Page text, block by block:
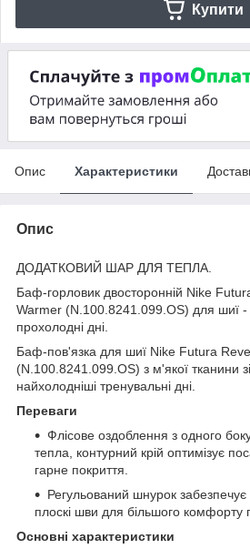
Купити
Опис Характеристики
Опис
ДОДАТКОВИЙ ШАР ДЛЯ ТЕПЛА.
Баф-горловик двосторонній Nike
Warmer (N.100.8241.099.OS) для шиї -
прохолодні дні.
Баф-пов'язка для шиї Nike Futura
(N.100.8241.099.OS) з м'якої тканини
найхолодніші тренувальні дні.
Переваги
Флісове оздоблення з одного
тепла, контурний крій оптимізує
гарне покриття.
Регульований шнурок забезпечує
плоскі шви для більшого комфорту
Основні характеристики